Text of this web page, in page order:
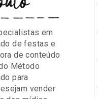
em
de festas e
de conteúdo
Método
para
vender